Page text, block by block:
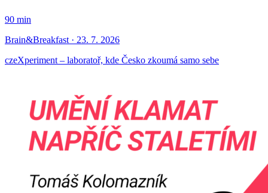
90 min
Brain&Breakfast · 23. 7. 2026
czeXperiment – laboratoř, kde Česko zkoumá samo sebe